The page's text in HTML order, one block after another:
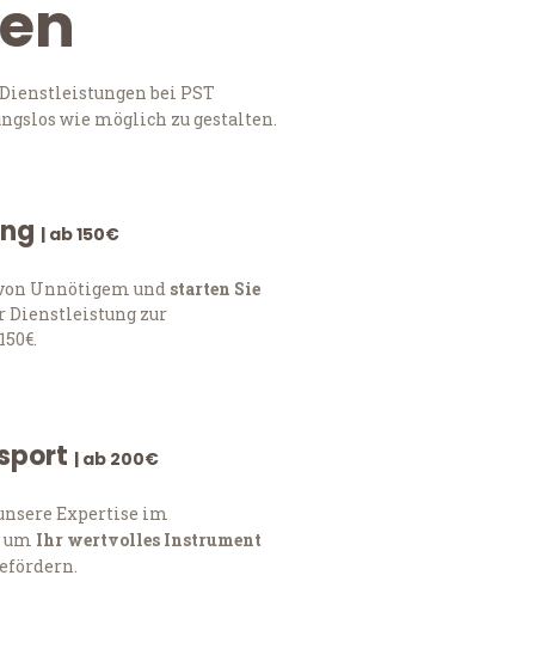
bei PST
wie möglich zu gestalten.
| ab 150€
Unnötigem und starten Sie
Dienstleistung zur
| ab 200€
Expertise im
um Ihr wertvolles Instrument